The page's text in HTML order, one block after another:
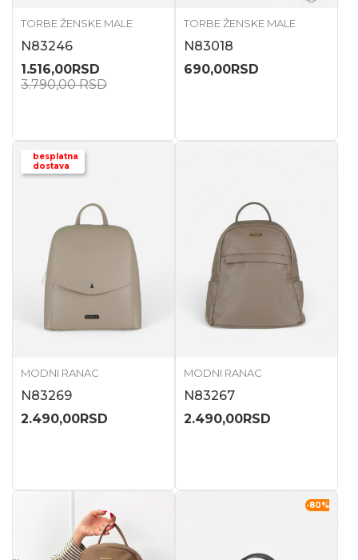
TORBE ŽENSKE MALE
N83246
1.516,00RSD
3.790,00RSD
TORBE ŽENSKE MALE
N83018
690,00RSD
besplatna
dostava
MODNI RANAC
N83269
2.490,00RSD
MODNI RANAC
N83267
2.490,00RSD
-80%